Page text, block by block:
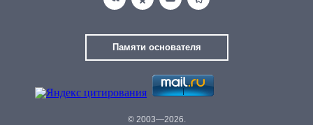
Памяти основателя
© 2003—2026.